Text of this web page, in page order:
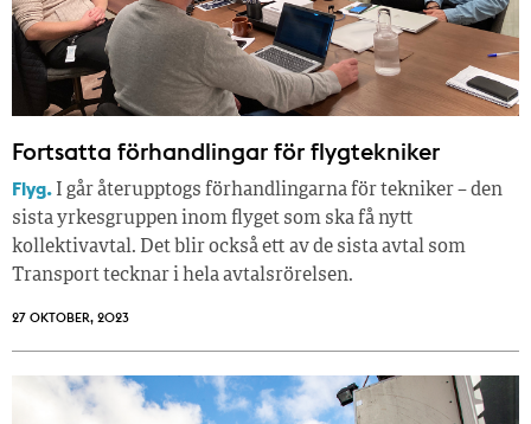
Fortsatta förhandlingar för flygtekniker
Flyg. I går återupptogs förhandlingarna för tekniker – den
sista yrkesgruppen inom flyget som ska få nytt
kollektivavtal. Det blir också ett av de sista avtal som
Transport tecknar i hela avtalsrörelsen.
27 OKTOBER, 2023